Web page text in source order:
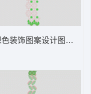
色装饰图案设计图 窗帘